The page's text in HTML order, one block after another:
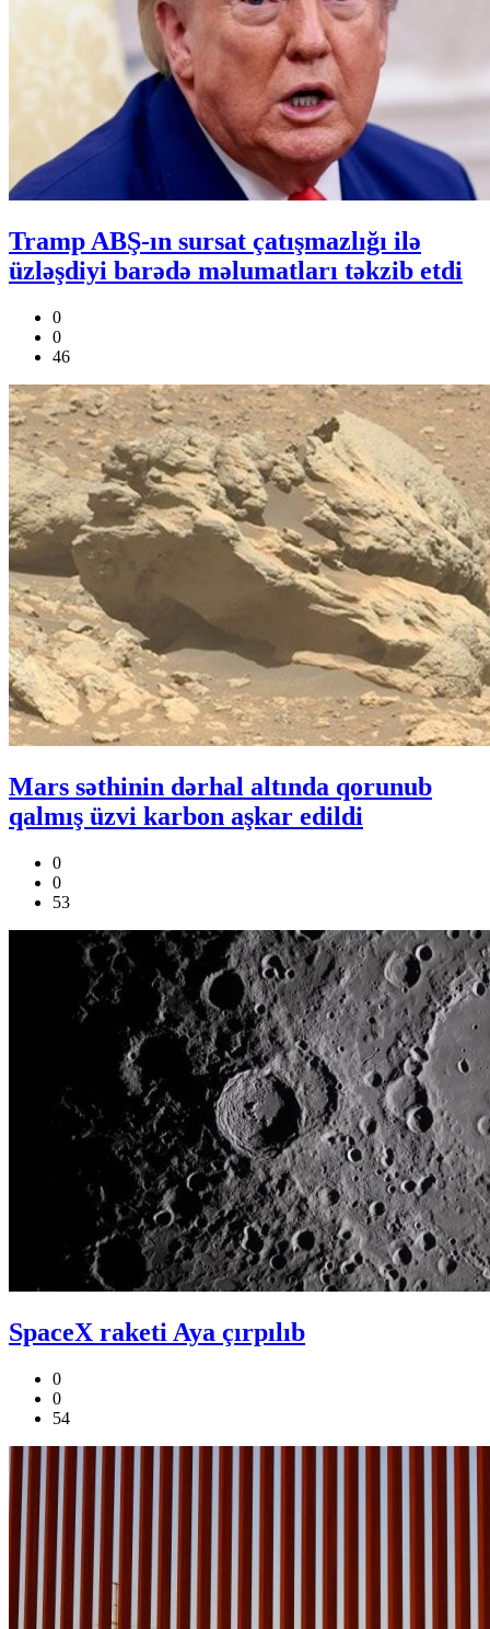
Tramp ABŞ-ın sursat çatışmazlığı ilə
üzləşdiyi barədə məlumatları təkzib etdi
0
0
46
Mars səthinin dərhal altında qorunub
qalmış üzvi karbon aşkar edildi
0
0
53
SpaceX raketi Aya çırpılıb
0
0
54